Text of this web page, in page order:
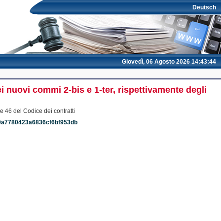
Deutsch
Giovedì, 06 Agosto 2026 14:43:44
nuovi commi 2-bis e 1-ter, rispettivamente degli
46 del Codice dei contratti